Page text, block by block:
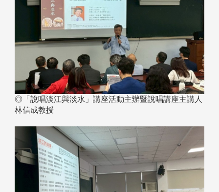
◎「說唱淡江與淡水」講座活動主辦暨說唱講座主講人
林信成教授